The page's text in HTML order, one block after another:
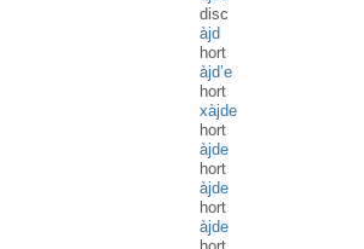
disc
àjd
hort
àjd’e
hort
xàjde
hort
àjde
hort
àjde
hort
àjde